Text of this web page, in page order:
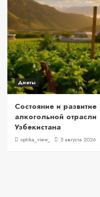
Диеты
Состояние и развитие
алкогольной отрасли
Узбекистана
optika_view_ 5 августа 2026